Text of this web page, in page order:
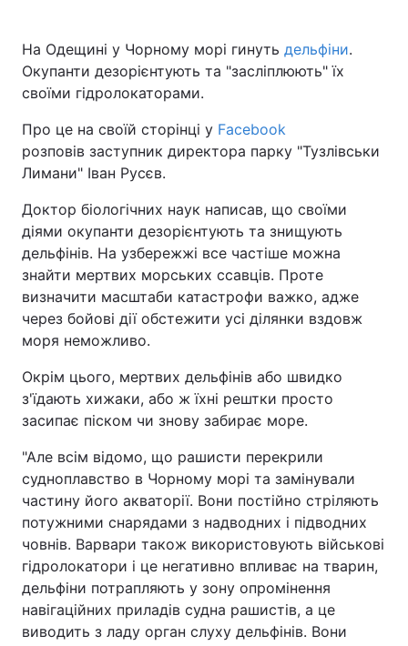
На Одещині у Чорному морі гинуть дельфіни.
Окупанти дезорієнтують та "засліплюють" їх
своїми гідролокаторами.
Про це на своїй сторінці у Facebook
розповів заступник директора парку "Тузлівськи
Лимани" Іван Русєв.
Доктор біологічних наук написав, що своїми
діями окупанти дезорієнтують та знищують
дельфінів. На узбережжі все частіше можна
знайти мертвих морських ссавців. Проте
визначити масштаби катастрофи важко, адже
через бойові дії обстежити усі ділянки вздовж
моря неможливо.
Окрім цього, мертвих дельфінів або швидко
з'їдають хижаки, або ж їхні рештки просто
засипає піском чи знову забирає море.
"Але всім відомо, що рашисти перекрили
судноплавство в Чорному морі та замінували
частину його акваторії. Вони постійно стріляють
потужними снарядами з надводних і підводних
човнів. Варвари також використовують військові
гідролокатори і це негативно впливає на тварин,
дельфіни потрапляють у зону опромінення
навігаційних приладів судна рашистів, а це
виводить з ладу орган слуху дельфінів. Вони